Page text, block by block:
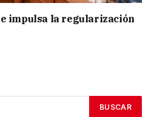
impulsa la regularización